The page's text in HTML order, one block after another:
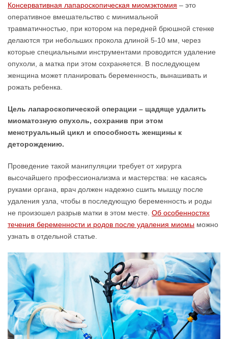
Консервативная лапароскопическая миомэктомия – это
оперативное вмешательство с минимальной
травматичностью, при котором на передней брюшной стенке
делаются три небольших прокола длиной 5-10 мм, через
которые специальными инструментами проводится удаление
опухоли, а матка при этом сохраняется. В последующем
женщина может планировать беременность, вынашивать и
рожать ребенка.
Цель лапароскопической операции – щадяще удалить
миоматозную опухоль, сохранив при этом
менструальный цикл и способность женщины к
деторождению.
Проведение такой манипуляции требует от хирурга
высочайшего профессионализма и мастерства: не касаясь
руками органа, врач должен надежно сшить мышцу после
удаления узла, чтобы в последующую беременность и роды
не произошел разрыв матки в этом месте. Об особенностях
течения беременности и родов после удаления миомы можно
узнать в отдельной статье.